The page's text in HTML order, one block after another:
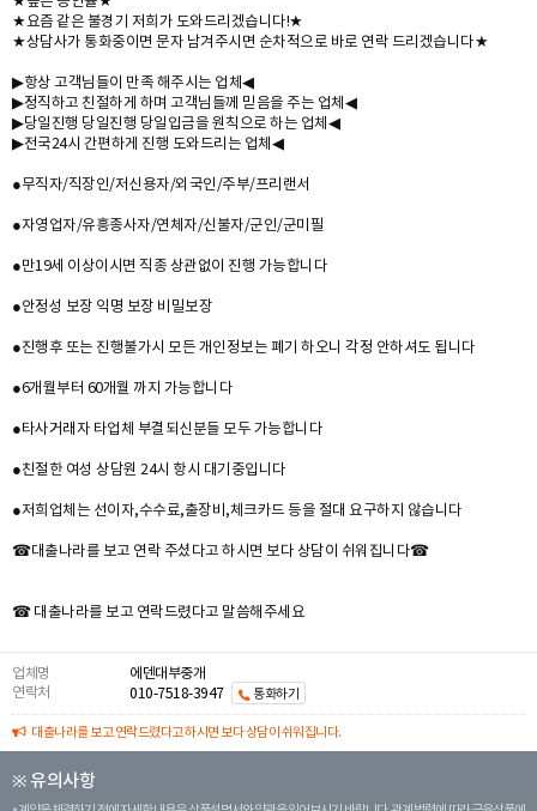
★요즘 같은 불경기 저희가 도와드리겠습니다!★
★상담사가 통화중이면 문자 남겨주시면 순차적으로 바로 연락 드리겠습니다★
▶항상 고객님들이 만족 해주시는 업체◀
▶정직하고 친절하게 하며 고객님들께 믿음을 주는 업체◀
▶당일진행 당일진행 당일입금을 원칙으로 하는 업체◀
▶전국24시 간편하게 진행 도와드리는 업체◀
●무직자/직장인/저신용자/외국인/주부/프리랜서
●자영업자/유흥종사자/연체자/신불자/군인/군미필
●만19세 이상이시면 직종 상관없이 진행 가능합니다
●안정성 보장 익명 보장 비밀보장
●진행후 또는 진행불가시 모든 개인정보는 폐기 하오니 각정 안하셔도 됩니다
●6개월부터 60개월 까지 가능합니다
●타사거래자 타업체 부결되신분들 모두 가능합니다
●친절한 여성 상담원 24시 항시 대기중입니다
●저희업체는 선이자,수수료,출장비,체크카드 등을 절대 요구하지 않습니다
☎대출나라를 보고 연락 주셨다고 하시면 보다 상담이 쉬워집니다☎
☎ 대출나라를 보고 연락드렸다고 말씀해주세요
업체명
에덴대부중개
연락처
010-7518-3947 통화하기
대출나라를 보고 연락드렸다고 하시면 보다 상담이 쉬워집니다.
※ 유의사항